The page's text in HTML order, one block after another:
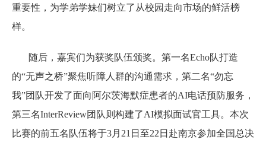
重要性，为学弟学妹们树立了从校园走向市场的鲜活榜
样。
随后，嘉宾们为获奖队伍颁奖。第一名Echo队打造
的“无声之桥”聚焦听障人群的沟通需求，第二名“勿忘
我”团队开发了面向阿尔茨海默症患者的AI电话预防服务，
第三名InterReview团队则构建了AI模拟面试官工具。本次
比赛的前五名队伍将于3月21日至22日赴南京参加全国总决